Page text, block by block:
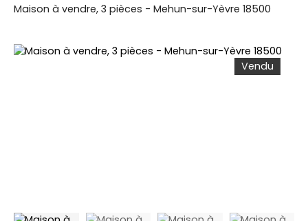
Maison à vendre, 3 pièces - Mehun-sur-Yèvre 18500
Vendu